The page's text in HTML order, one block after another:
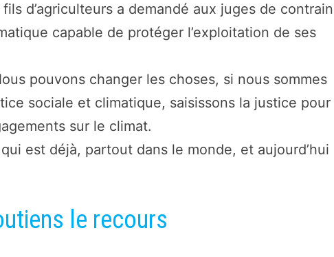
d’agriculteurs a demandé aux juges de
capable de protéger l’exploitation de ses
pouvons changer les choses, si nous sommes
sociale et climatique, saisissons la justice pour
sur le climat.
est déjà, partout dans le monde, et aujourd’hui
le recours